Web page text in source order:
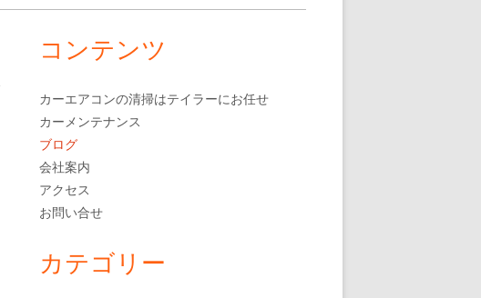
メ
イ
ン
サ
イ
バ
コンテンツ
カーエアコンの清掃はテイラーにお任せ
カーメンテナンス
ブログ
会社案内
アクセス
お問い合せ
カテゴリー